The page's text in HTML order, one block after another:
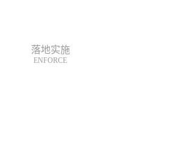
落地实施
ENFORCE